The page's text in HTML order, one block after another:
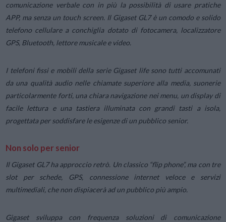
comunicazione verbale con in più la possibilità di usare pratiche
APP, ma senza un touch screen. Il Gigaset GL7 è un comodo e solido
telefono cellulare a conchiglia dotato di fotocamera, localizzatore
GPS, Bluetooth, lettore musicale e video.
I telefoni fissi e mobili della serie Gigaset life sono tutti accomunati
da una qualità audio nelle chiamate superiore alla media, suonerie
particolarmente forti, una chiara navigazione nei menu, un display di
facile lettura e una tastiera illuminata con grandi tasti a isola,
progettata per soddisfare le esigenze di un pubblico senior.
Non solo per senior
Il Gigaset GL7 ha approccio retrò. Un classico “flip phone”, ma con tre
slot per schede, GPS, connessione internet veloce e servizi
multimediali, che non dispiacerà ad un pubblico più ampio.
Gigaset sviluppa con frequenza soluzioni di comunicazione